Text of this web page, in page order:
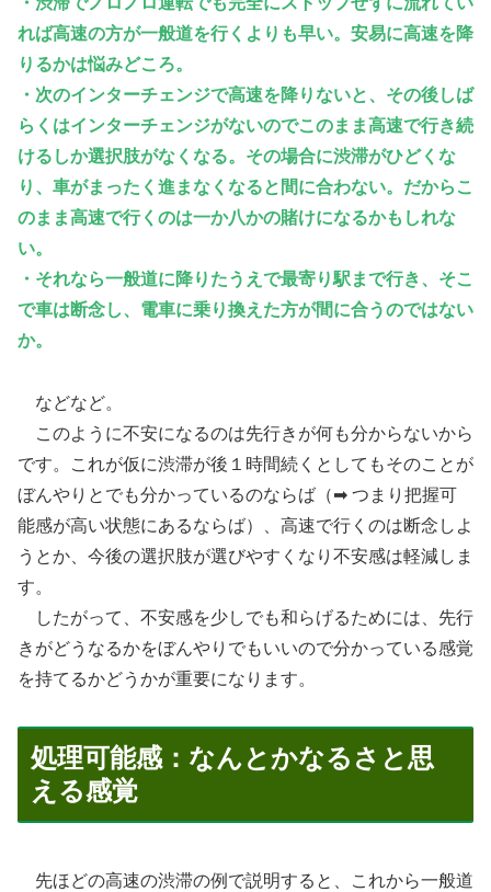
れば高速の方が一般道を行くよりも早い。安易に高速を降
りるかは悩みどころ。
・次のインターチェンジで高速を降りないと、その後しば
らくはインターチェンジがないのでこのまま高速で行き続
けるしか選択肢がなくなる。その場合に渋滞がひどくな
り、車がまったく進まなくなると間に合わない。だからこ
のまま高速で行くのは一か八かの賭けになるかもしれな
い。
・それなら一般道に降りたうえで最寄り駅まで行き、そこ
で車は断念し、電車に乗り換えた方が間に合うのではない
か。
などなど。
このように不安になるのは先行きが何も分からないから
です。これが仮に渋滞が後１時間続くとしてもそのことが
ぼんやりとでも分かっているのならば（➡ つまり把握可
能感が高い状態にあるならば）、高速で行くのは断念しよ
うとか、今後の選択肢が選びやすくなり不安感は軽減しま
す。
したがって、不安感を少しでも和らげるためには、先行
きがどうなるかをぼんやりでもいいので分かっている感覚
を持てるかどうかが重要になります。
処理可能感：なんとかなるさと思
える感覚
先ほどの高速の渋滞の例で説明すると、これから一般道